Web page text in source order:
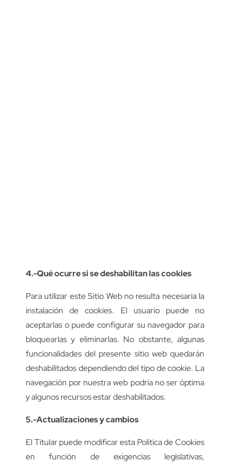
4.-Qué ocurre si se deshabilitan las cookies
Para utilizar este Sitio Web no resulta necesaria la
instalación de cookies. El usuario puede no
aceptarlas o puede configurar su navegador para
bloquearlas y eliminarlas. No obstante, algunas
funcionalidades del presente sitio web quedarán
deshabilitados dependiendo del tipo de cookie. La
navegación por nuestra web podría no ser óptima
y algunos recursos estar deshabilitados.
5.-Actualizaciones y cambios
El Titular puede modificar esta Política de Cookies
en función de exigencias legislativas,